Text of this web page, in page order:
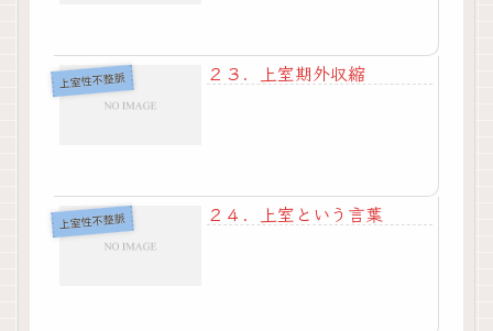
上室性不整脈 ２３．上室期外収縮
上室性不整脈 ２４．上室という言葉